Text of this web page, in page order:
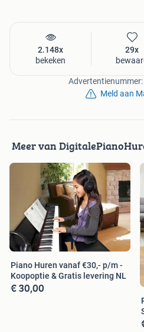
2.148x
bekeken
29x
Meld aan
Meer van
Piano Huren vanaf €30,- p/m -
Koopoptie & Gratis levering NL
€ 30,00